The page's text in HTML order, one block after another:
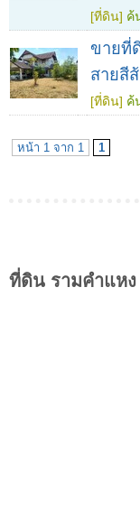
[ที่ดิน] ค้
ขายที่
สายสี
[ที่ดิน] ค้
หน้า 1 จาก 1 1
ที่ดิน รามคำแห